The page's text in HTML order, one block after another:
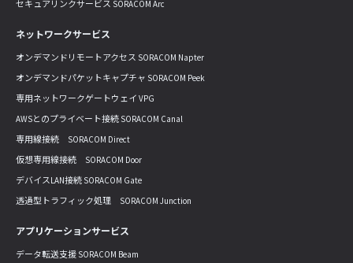
セキュアリンクサービス SORACOM Arc
ネットワークサービス
オンデマンドリモートアクセス SORACOM Napter
オンデマンドパケットキャプチャ SORACOM Peek
専用ネットワークゲートウェイ VPG
AWSとのプライベート接続 SORACOM Canal
専用線接続 SORACOM Direct
仮想専用線接続 SORACOM Door
デバイスLAN接続 SORACOM Gate
透過型トラフィック処理 SORACOM Junction
アプリケーションサービス
データ転送支援 SORACOM Beam